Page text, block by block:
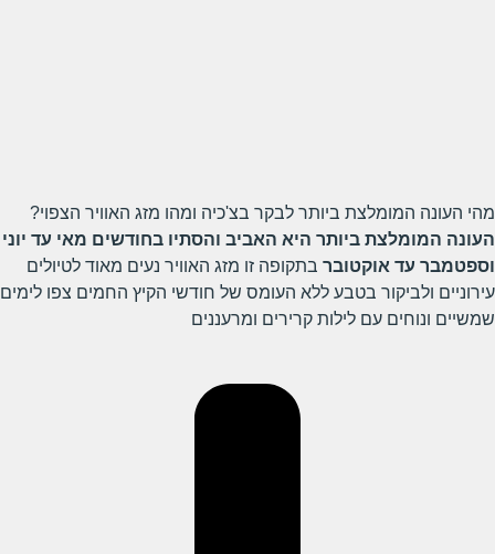
מהי העונה המומלצת ביותר לבקר בצ'כיה ומהו מזג האוויר הצפוי?
העונה המומלצת ביותר היא האביב והסתיו בחודשים מאי עד יוני
וספטמבר עד אוקטובר בתקופה זו מזג האוויר נעים מאוד לטיולים
עירוניים ולביקור בטבע ללא העומס של חודשי הקיץ החמים צפו לימים
שמשיים ונוחים עם לילות קרירים ומרעננים